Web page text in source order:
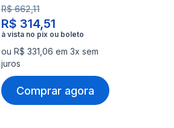
R$ 314,51
R$ 662,11
ou R$ 331,06 em 3x sem
juros
Comprar agora